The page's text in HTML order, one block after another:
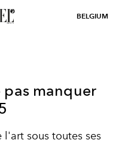
BELGIUM
pas manquer
l'art sous toutes ses